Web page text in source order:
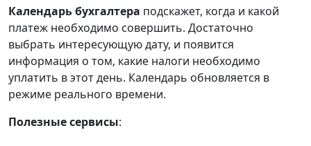
Календарьбухгалтера подскажет, когда и какой
платеж необходимо совершить. Достаточно
выбрать интересующую дату, и появится
информация о том, какие налоги необходимо
уплатить в этот день. Календарь обновляется в
режиме реального времени.
Полезные сервисы: